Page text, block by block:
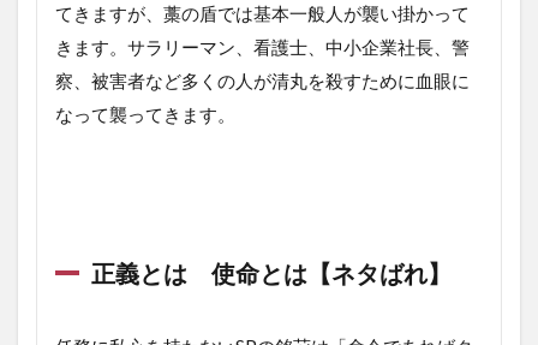
てきますが、藁の盾では基本一般人が襲い掛かって
きます。サラリーマン、看護士、中小企業社長、警
察、被害者など多くの人が清丸を殺すために血眼に
なって襲ってきます。
正義とは 使命とは【ネタばれ】